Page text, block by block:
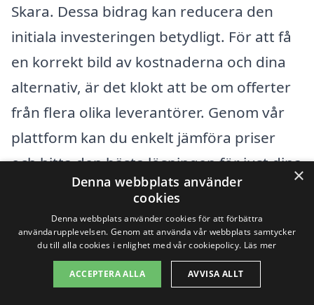
Skara. Dessa bidrag kan reducera den
initiala investeringen betydligt. För att få
en korrekt bild av kostnaderna och dina
alternativ, är det klokt att be om offerter
från flera olika leverantörer. Genom vår
plattform kan du enkelt jämföra priser
och hitta den bästa lösningen för just dina
behov. Oavsett om du söker en komplett
installation eller endast vill ha fler
uppgifter om erbjudanden, har vi
möjligheten att hjälpa dig att hitta rätt
företag för solpaneler i Skara.
×
Denna webbplats använder
cookies
Denna webbplats använder cookies för att förbättra
användarupplevelsen. Genom att använda vår webbplats samtycker
du till alla cookies i enlighet med vår cookiepolicy. Läs mer
ACCEPTERA ALLA AVVISA ALLT